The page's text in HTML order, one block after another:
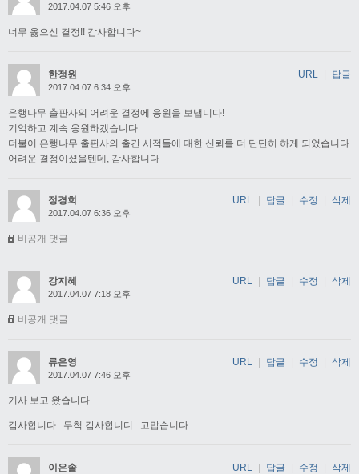
2017.04.07 5:46 오후
너무 옳으신 결정!! 감사합니다~
한정원
2017.04.07 6:34 오후
은행나무 출판사의 어려운 결정에 응원을 보냅니다!
기억하고 계속 응원하겠습니다
더불어 은행나무 출판사의 출간 서적들에 대한 신뢰를 더 단단히 하게 되었습니다
어려운 결정이셨을텐데, 감사합니다
URL | 답글
정경희
2017.04.07 6:36 오후
비공개 댓글
URL 답글 수정 삭제
강지혜
2017.04.07 7:18 오후
비공개 댓글
URL 답글 수정 삭제
류은영
2017.04.07 7:46 오후
기사 보고 왔습니다
감사합니다.. 무척 감사합니디.. 고맙습니다..
URL 답글 수정 삭제
이은솔 URL | 답글 | 수정 | 삭제